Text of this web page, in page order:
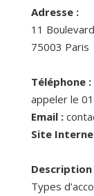
Adresse :
11
75003 Paris
Téléphone :
appeler le
Email :
Site
Description
Types